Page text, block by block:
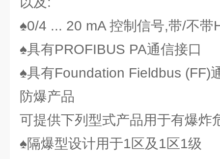
♠0/4 ... 20 mA 控制信号,带/不带
♠具有PROFIBUS PA通信接口
♠具有Foundation Fieldbus (FF)
防爆产品
可提供下列型式产品用于有爆炸
♠隔爆型设计用于1区及1区1级